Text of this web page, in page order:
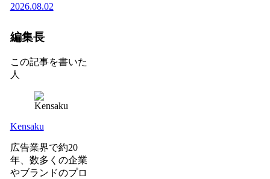
2026.08.02
編集長
この記事を書いた
人
Kensaku
広告業界で約20
年、数多くの企業
やブランドのプロ